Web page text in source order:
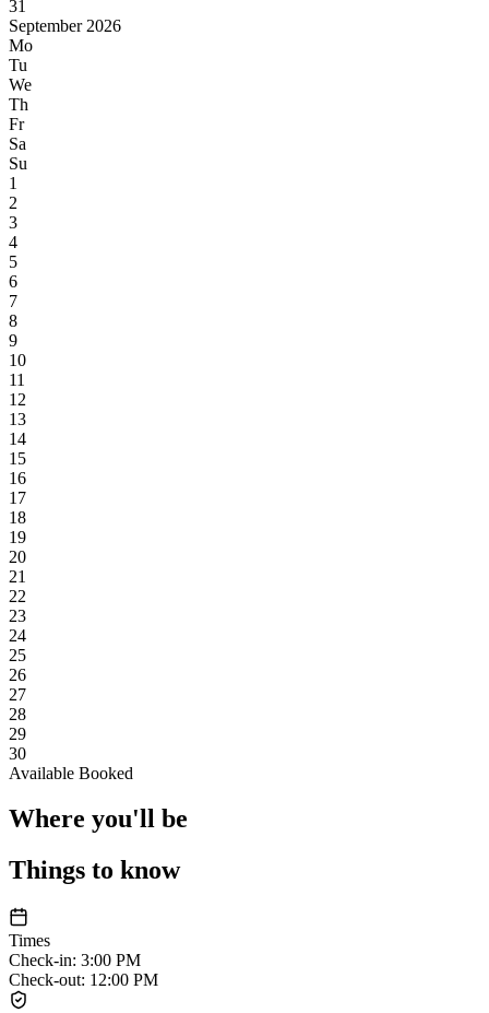
31
September 2026
Mo
Tu
We
Th
Fr
Sa
Su
1
2
3
4
5
6
7
8
9
10
11
12
13
14
15
16
17
18
19
20
21
22
23
24
25
26
27
28
29
30
Available Booked
Where you'll be
Things to know
Times
Check-in: 3:00 PM
Check-out: 12:00 PM